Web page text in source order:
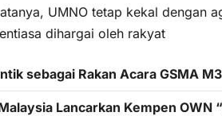
UMNO tetap kekal dengan
dihargai oleh rakyat
sebagai Rakan Acara GSMA
Lancarkan Kempen OWN